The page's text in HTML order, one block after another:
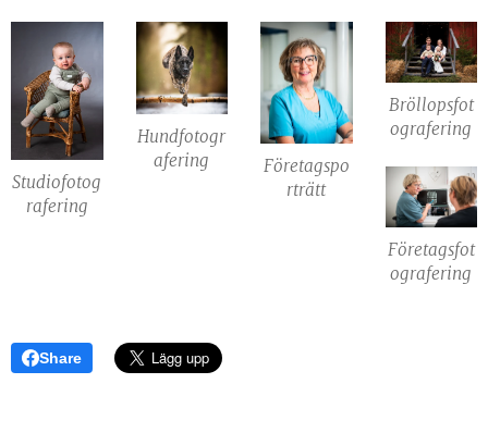
Studiofotog
rafering
Hundfotogr
afering
Företagspo
rträtt
Bröllopsfot
ografering
Företagsfot
ografering
Share